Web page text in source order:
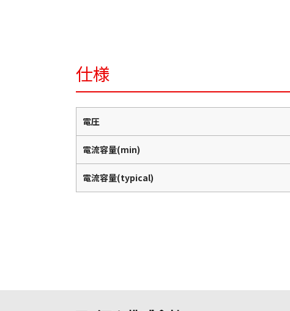
仕様
電圧
電流容量(min)
電流容量(typical)